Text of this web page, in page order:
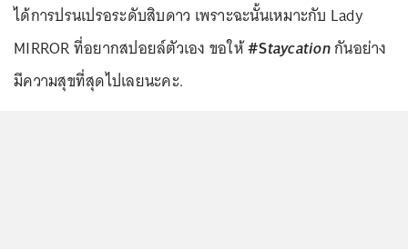
ได้การปรนเปรอระดับสิบดาว เพราะฉะนั้นเหมาะกับ Lady
MIRROR ที่อยากสปอยล์ตัวเอง ขอให้#Staycationกันอย่าง
มีความสุขที่สุดไปเลยนะคะ.